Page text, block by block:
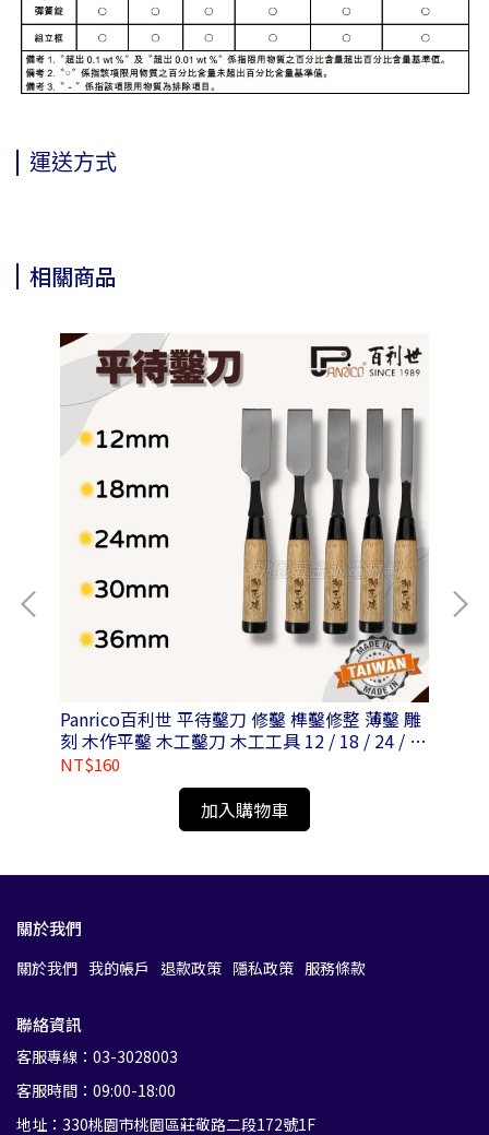
運送方式
相關商品
Panrico百利世 平待鑿刀 修鑿 榫鑿修整 薄鑿 雕
刻 木作平鑿 木工鑿刀 木工工具 12 / 18 / 24 / 30
/ 36mm
NT$160
加入購物車
關於我們
關於我們 我的帳戶 退款政策 隱私政策 服務條款
聯絡資訊
客服專線：03-3028003
客服時間：09:00-18:00
地址：330桃園市桃園區莊敬路二段172號1F